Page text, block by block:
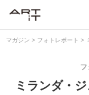
マガジン > フォトレポート >
フ
ミランダ・